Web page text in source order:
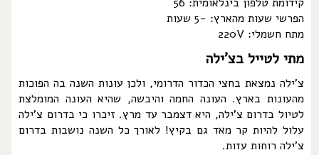
הפרשי שעות מהארץ: -5
שעות
מתח חשמלי:220V
מתי לטייל בצ'ילה
צ'ילה נמצאת בחצי הכדור הדרומי, ולכן עונות השנה בה הפוכות
מהעונות בארץ. העונה החמה והיבשה, שהיא העונה המומלצת
לטיול בדרום צ'ילה, היא דצמבר עד מרץ. זיכרו כי בדרום צ'ילה
עלול להיות קר מאד גם בקיץ! לאורך כל השנה נושבות בדרום
צ'ילה רוחות עזות.